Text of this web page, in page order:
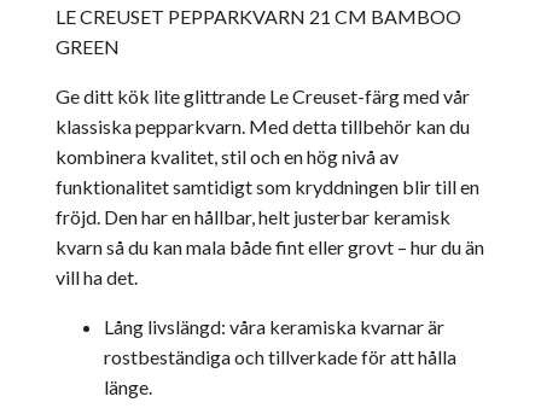
LE CREUSET PEPPARKVARN 21 CM BAMBOO
GREEN
Ge ditt kök lite glittrande Le Creuset-färg med vår
klassiska pepparkvarn. Med detta tillbehör kan du
kombinera kvalitet, stil och en hög nivå av
funktionalitet samtidigt som kryddningen blir till en
fröjd. Den har en hållbar, helt justerbar keramisk
kvarn så du kan mala både fint eller grovt – hur du än
vill ha det.
Lång livslängd: våra keramiska kvarnar är
rostbeständiga och tillverkade för att hålla
länge.